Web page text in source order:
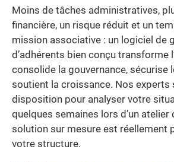
Moins de tâches administratives,
financière, un risque réduit et un
mission associative : un logiciel de
d’adhérents bien conçu transforme
consolide la gouvernance, sécurise
soutient la croissance. Nos experts
disposition pour analyser votre
quelques semaines lors d’un atelier
solution sur mesure est réellement
votre structure.